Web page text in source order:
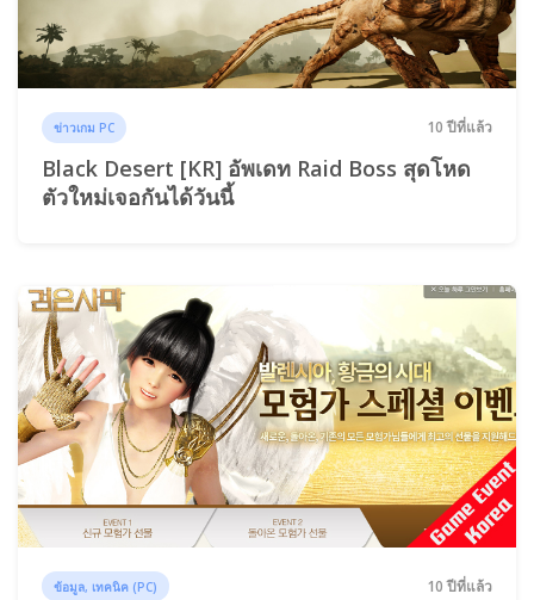
ข่าวเกม PC 10 ปีที่แล้ว
Black Desert [KR] อัพเดท Raid Boss สุดโหด
ตัวใหม่เจอกันได้วันนี้
ข้อมูล, เทคนิค (PC) 10 ปีที่แล้ว